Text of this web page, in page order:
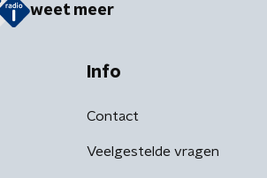
weet meer
Info
Contact
Veelgestelde vragen